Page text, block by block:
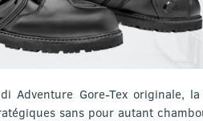
Adventure Gore-Tex originale,
sans pour autant